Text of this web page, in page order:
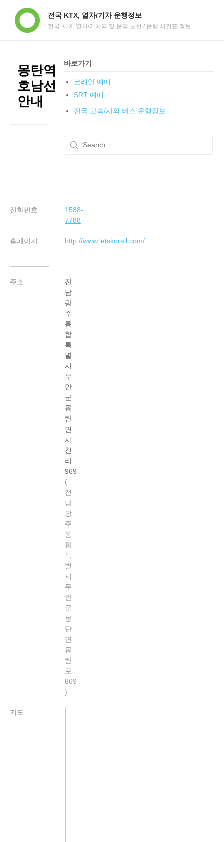
전국 KTX, 열차/기차 운행정보
전국 KTX, 열차/기차역 및 운영 노선 / 운행 시간표 정보
몽탄역
호남선
안내
전화번호
1588-
7788
홈페이지 http://www.letskorail.com/
주소
전
남
광
주
통
합
특
별
시
무
안
군
몽
탄
면
사
천
리
969
전
남
광
주
통
합
특
별
시
무
안
군
몽
탄
면
몽
탄
로
869
지도
바로가기
코레일 예매
SRT 예매
전국 고속/시외 버스 운행정보